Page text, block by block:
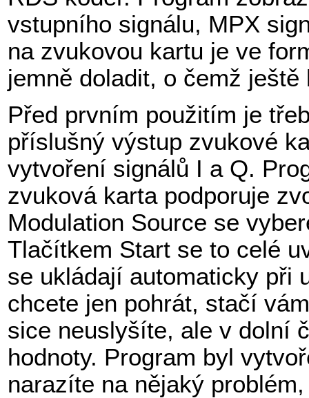
vstupního signálu, MPX
na zvukovou kartu je ve
jemně doladit, o čemž ještě
Před prvním použitím je
příslušný výstup zvukové
vytvoření signálů I a Q.
zvuková karta podporuje
Modulation Source se
Tlačítkem Start se to celé
se ukládají automaticky při
chcete jen pohrát, stačí
sice neuslyšíte, ale v dolní
hodnoty. Program byl
narazíte na nějaký